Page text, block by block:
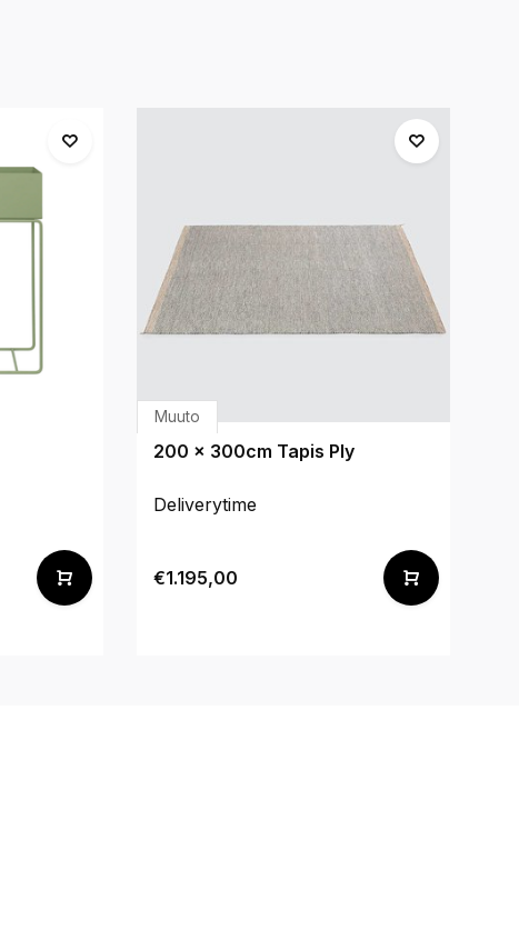
Muuto
200 x 300cm Tapis Ply
Deliverytime
€1.195,00